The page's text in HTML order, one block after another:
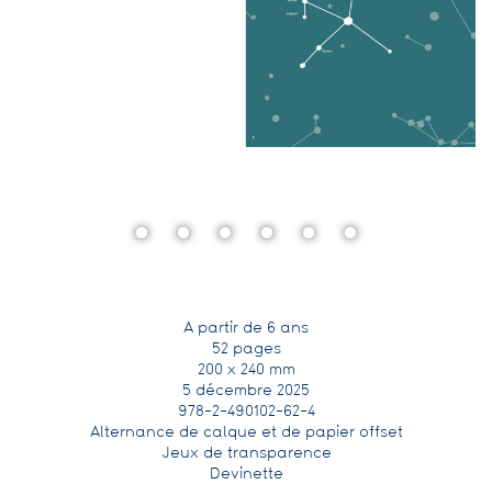
A partir de 6 ans
52 pages
200 x 240 mm
5 décembre 2025
978-2-490102-62-4
Alternance de calque et de papier offset
Jeux de transparence
Devinette